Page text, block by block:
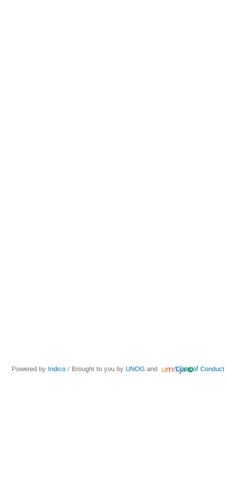
Powered by Indico / Brought to you by UNOG and Code of Conduct